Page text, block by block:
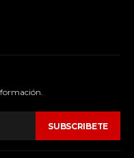
SUBSCRIBETE